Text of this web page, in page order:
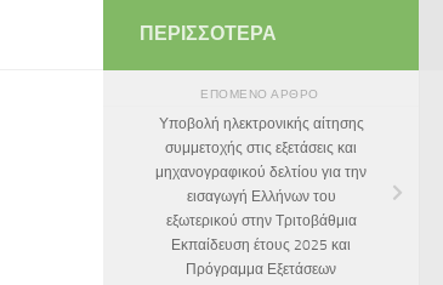
ΠΕΡΙΣΣΌΤΕΡΑ
ΕΠΌΜΕΝΟ ΆΡΘΡΟ
Υποβολή ηλεκτρονικής αίτησης
συμμετοχής στις εξετάσεις και
μηχανογραφικού δελτίου για την
εισαγωγή Ελλήνων του
εξωτερικού στην Τριτοβάθμια
Εκπαίδευση έτους 2025 και
Πρόγραμμα Εξετάσεων